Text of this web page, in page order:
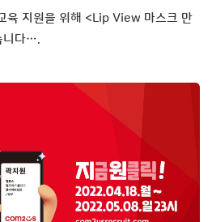
육 지원을 위해 <Lip View 마스크 만
니다….